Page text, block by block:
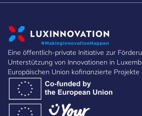
Eine öffentlich-private Initiative zur
Unterstützung von Innovationen in
Europäischen Union kofinanzierte Projekte